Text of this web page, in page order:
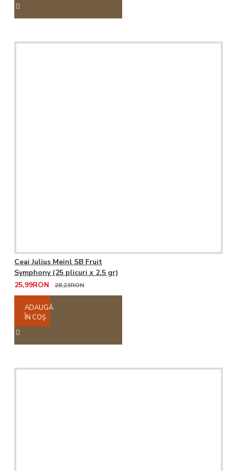
Ceai Julius Meinl SB Fruit
Symphony (25 plicuri x 2.5 gr)
25,99RON
28,23RON
ADAUGĂ
ÎN COŞ